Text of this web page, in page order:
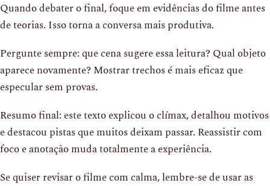
Quando debater o final, foque em evidências do filme antes
de teorias. Isso torna a conversa mais produtiva.
Pergunte sempre: que cena sugere essa leitura? Qual objeto
aparece novamente? Mostrar trechos é mais eficaz que
especular sem provas.
Resumo final: este texto explicou o clímax, detalhou motivos
e destacou pistas que muitos deixam passar. Reassistir com
foco e anotação muda totalmente a experiência.
Se quiser revisar o filme com calma, lembre-se de usar as